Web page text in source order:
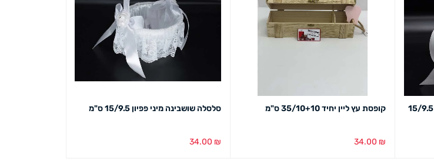
סלסלה שושבינה מיני פפיון ואבנים 15/9.5
קופסת עץ ליין יחיד 35/10+10 ס"מ
34.00 ₪
סלסלה שושבינה מיני פפיון 15/9.5 ס"מ
34.00 ₪